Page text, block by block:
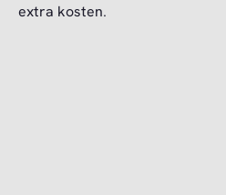
extra kosten.